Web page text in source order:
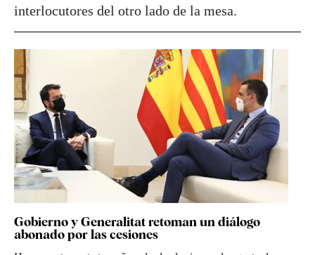
interlocutores del otro lado de la mesa.
Gobierno y Generalitat retoman un diálogo
abonado por las cesiones